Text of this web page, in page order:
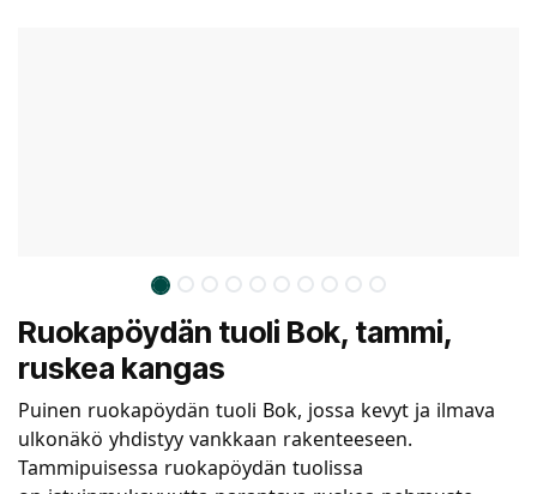
Ruokapöydän tuoli Bok, tammi,
ruskea kangas
Puinen ruokapöydän tuoli Bok, jossa kevyt ja ilmava
ulkonäkö yhdistyy vankkaan rakenteeseen.
Tammipuisessa ruokapöydän tuolissa